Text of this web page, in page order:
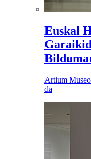
Euskal
Artium
da